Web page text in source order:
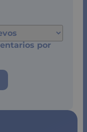
por